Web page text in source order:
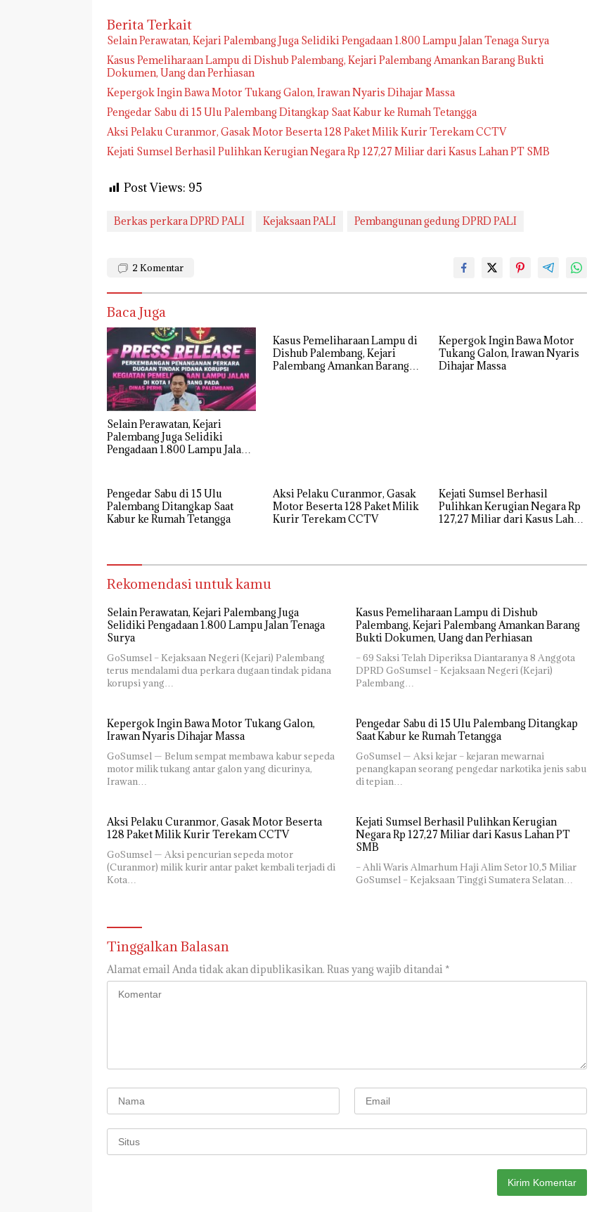
Berita Terkait
Selain Perawatan, Kejari Palembang Juga Selidiki Pengadaan 1.800 Lampu Jalan Tenaga Surya
Kasus Pemeliharaan Lampu di Dishub Palembang, Kejari Palembang Amankan Barang Bukti
Dokumen, Uang dan Perhiasan
Kepergok Ingin Bawa Motor Tukang Galon, Irawan Nyaris Dihajar Massa
Pengedar Sabu di 15 Ulu Palembang Ditangkap Saat Kabur ke Rumah Tetangga
Aksi Pelaku Curanmor, Gasak Motor Beserta 128 Paket Milik Kurir Terekam CCTV
Kejati Sumsel Berhasil Pulihkan Kerugian Negara Rp 127,27 Miliar dari Kasus Lahan PT SMB
Post Views: 95
Berkas perkara DPRD PALI Kejaksaan PALI Pembangunan gedung DPRD PALI
2 Komentar
Baca Juga
Selain Perawatan, Kejari
Palembang Juga Selidiki
Pengadaan 1.800 Lampu Jalan
Kasus Pemeliharaan Lampu di
Dishub Palembang, Kejari
Palembang Amankan Barang
Kepergok Ingin Bawa Motor
Tukang Galon, Irawan Nyaris
Dihajar Massa
Pengedar Sabu di 15 Ulu
Palembang Ditangkap Saat
Kabur ke Rumah Tetangga
Aksi Pelaku Curanmor, Gasak
Motor Beserta 128 Paket Milik
Kurir Terekam CCTV
Kejati Sumsel Berhasil
Pulihkan Kerugian Negara Rp
127,27 Miliar dari Kasus Lahan
Rekomendasi untuk kamu
Selain Perawatan, Kejari Palembang Juga
Selidiki Pengadaan 1.800 Lampu Jalan Tenaga
Surya
GoSumsel – Kejaksaan Negeri (Kejari) Palembang
terus mendalami dua perkara dugaan tindak pidana
korupsi yang…
Kasus Pemeliharaan Lampu di Dishub
Palembang, Kejari Palembang Amankan Barang
Bukti Dokumen, Uang dan Perhiasan
– 69 Saksi Telah Diperiksa Diantaranya 8 Anggota
DPRD GoSumsel – Kejaksaan Negeri (Kejari)
Palembang…
Kepergok Ingin Bawa Motor Tukang Galon,
Irawan Nyaris Dihajar Massa
GoSumsel — Belum sempat membawa kabur sepeda
motor milik tukang antar galon yang dicurinya,
Irawan…
Pengedar Sabu di 15 Ulu Palembang Ditangkap
Saat Kabur ke Rumah Tetangga
GoSumsel — Aksi kejar – kejaran mewarnai
penangkapan seorang pengedar narkotika jenis sabu
di tepian…
Aksi Pelaku Curanmor, Gasak Motor Beserta
128 Paket Milik Kurir Terekam CCTV
GoSumsel — Aksi pencurian sepeda motor
(Curanmor) milik kurir antar paket kembali terjadi di
Kota…
Kejati Sumsel Berhasil Pulihkan Kerugian
Negara Rp 127,27 Miliar dari Kasus Lahan PT
SMB
– Ahli Waris Almarhum Haji Alim Setor 10,5 Miliar
GoSumsel – Kejaksaan Tinggi Sumatera Selatan…
Tinggalkan Balasan
Alamat email Anda tidak akan dipublikasikan. Ruas yang wajib ditandai *